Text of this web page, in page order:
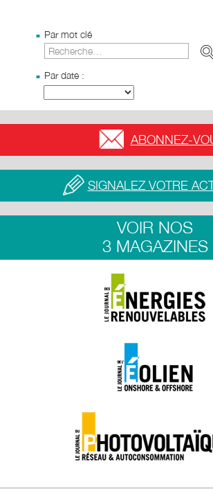
Par mot clé
Par date :
ABONNEZ-
SIGNALEZ VOTRE
VOIR NOS
3 MAGAZINES